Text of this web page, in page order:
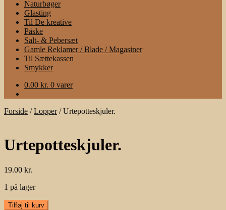
Naturbøger
Glasting
Til De kreative
Påske
Salt- & Pebersæt
Gamle Reklamer / Blade / Magasiner
Til Sættekassen
Smykker
0.00 kr. 0 varer
Forside /Lopper/Urtepotteskjuler.
Urtepotteskjuler.
19.00 kr.
1 på lager
Urtepotteskjuler.
Tilføj til kurv